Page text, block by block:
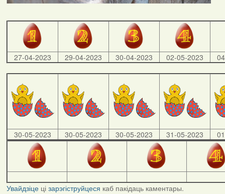
27-04-2023 29-04-2023 30-04-2023 02-05-2023
30-05-2023 30-05-2023 30-05-2023 31-05-2023
Увайдзіцеці зарэгіструйцеся каб пакідаць каментары.